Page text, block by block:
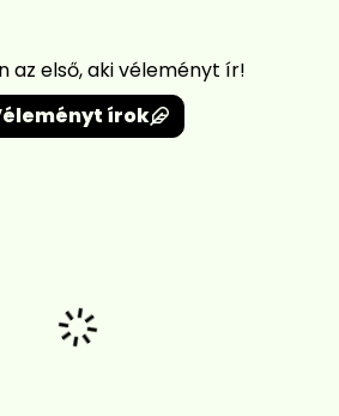
az első, aki véleményt ír!
írok